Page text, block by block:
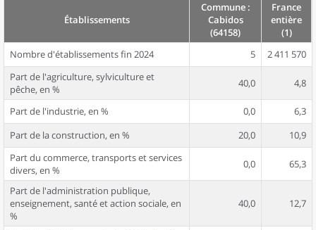
Établissements
Commune :
Cabidos
(64158)
France
entière
(1)
Nombre d'établissements fin 2024
5
2 411 570
Part de l'agriculture, sylviculture et
pêche, en %
40,0 4,8
Part de l'industrie, en % 0,0
6,3
Part de la construction, en %
20,0
10,9
Part du commerce, transports et services
divers, en %
0,0 65,3
Part de l'administration publique,
enseignement, santé et action sociale, en
%
40,0 12,7